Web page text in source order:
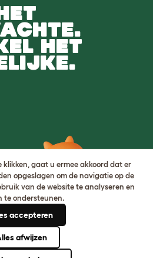
HET
klikken, gaat u ermee akkoord dat er
opgeslagen om de navigatie op de
van de website te analyseren en
te ondersteunen.
accepteren
afwijzen